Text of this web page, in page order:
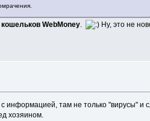
WebMoney.
Ну, это не
информацией, там не только "вирусы" и
хозяином.